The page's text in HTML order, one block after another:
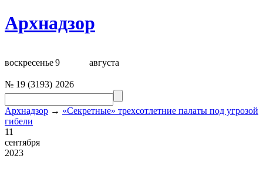
Архнадзор
воскресенье9 августа
№ 19 (3193) 2026
Архнадзор → «Секретные» трехсотлетние палаты под угрозой
гибели
11
сентября
2023